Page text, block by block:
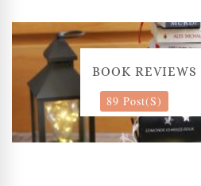
BOOK REVIEWS
89 Post(s)